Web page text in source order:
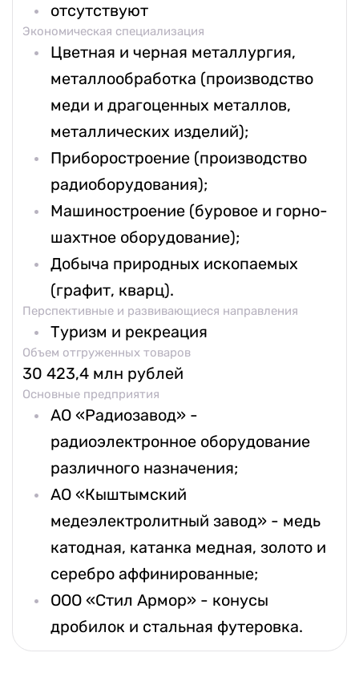
отсутствуют
Экономическая специализация
Цветная и черная металлургия,
металлообработка (производство
меди и драгоценных металлов,
металлических изделий);
Приборостроение (производство
радиоборудования);
Машиностроение (буровое и горно-
шахтное оборудование);
Добыча природных ископаемых
(графит, кварц).
Перспективные и развивающиеся направления
Туризм и рекреация
Объем отгруженных товаров
30 423,4 млн рублей
Основные предприятия
АО «Радиозавод» -
радиоэлектронное оборудование
различного назначения;
АО «Кыштымский
медеэлектролитный завод» - медь
катодная, катанка медная, золото и
серебро аффинированные;
ООО «Стил Армор» - конусы
дробилок и стальная футеровка.